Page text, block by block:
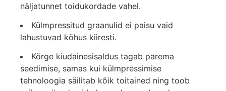
näljatunnet toidukordade vahel.
Külmpressitud graanulid ei paisu vaid
lahustuvad kõhus kiiresti.
Kõrge kiudainesisaldus tagab parema
seedimise, samas kui külmpressimise
tehnoloogia säilitab kõik toitained ning toob